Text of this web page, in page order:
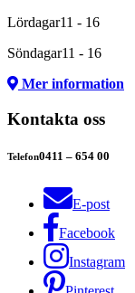
Lördagar11 - 16
Söndagar11 - 16
Mer information
Kontakta oss
Telefon0411 – 654 00
E-post
Facebook
Instagram